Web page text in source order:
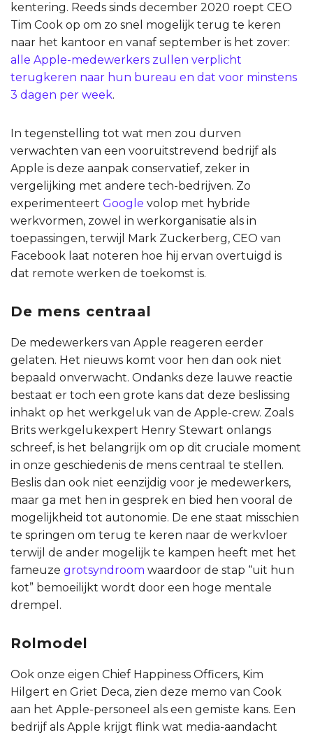
kentering. Reeds sinds december 2020 roept CEO
Tim Cook op om zo snel mogelijk terug te keren
naar het kantoor en vanaf september is het zover:
alle Apple-medewerkers zullen verplicht
terugkeren naar hun bureau en dat voor minstens
3 dagen per week.
In tegenstelling tot wat men zou durven
verwachten van een vooruitstrevend bedrijf als
Apple is deze aanpak conservatief, zeker in
vergelijking met andere tech-bedrijven. Zo
experimenteert Google volop met hybride
werkvormen, zowel in werkorganisatie als in
toepassingen, terwijl Mark Zuckerberg, CEO van
Facebook laat noteren hoe hij ervan overtuigd is
dat remote werken de toekomst is.
De mens centraal
De medewerkers van Apple reageren eerder
gelaten. Het nieuws komt voor hen dan ook niet
bepaald onverwacht. Ondanks deze lauwe reactie
bestaat er toch een grote kans dat deze beslissing
inhakt op het werkgeluk van de Apple-crew. Zoals
Brits werkgelukexpert Henry Stewart onlangs
schreef, is het belangrijk om op dit cruciale moment
in onze geschiedenis de mens centraal te stellen.
Beslis dan ook niet eenzijdig voor je medewerkers,
maar ga met hen in gesprek en bied hen vooral de
mogelijkheid tot autonomie. De ene staat misschien
te springen om terug te keren naar de werkvloer
terwijl de ander mogelijk te kampen heeft met het
fameuze grotsyndroom waardoor de stap “uit hun
kot” bemoeilijkt wordt door een hoge mentale
drempel.
Rolmodel
Ook onze eigen Chief Happiness Officers, Kim
Hilgert en Griet Deca, zien deze memo van Cook
aan het Apple-personeel als een gemiste kans. Een
bedrijf als Apple krijgt flink wat media-aandacht